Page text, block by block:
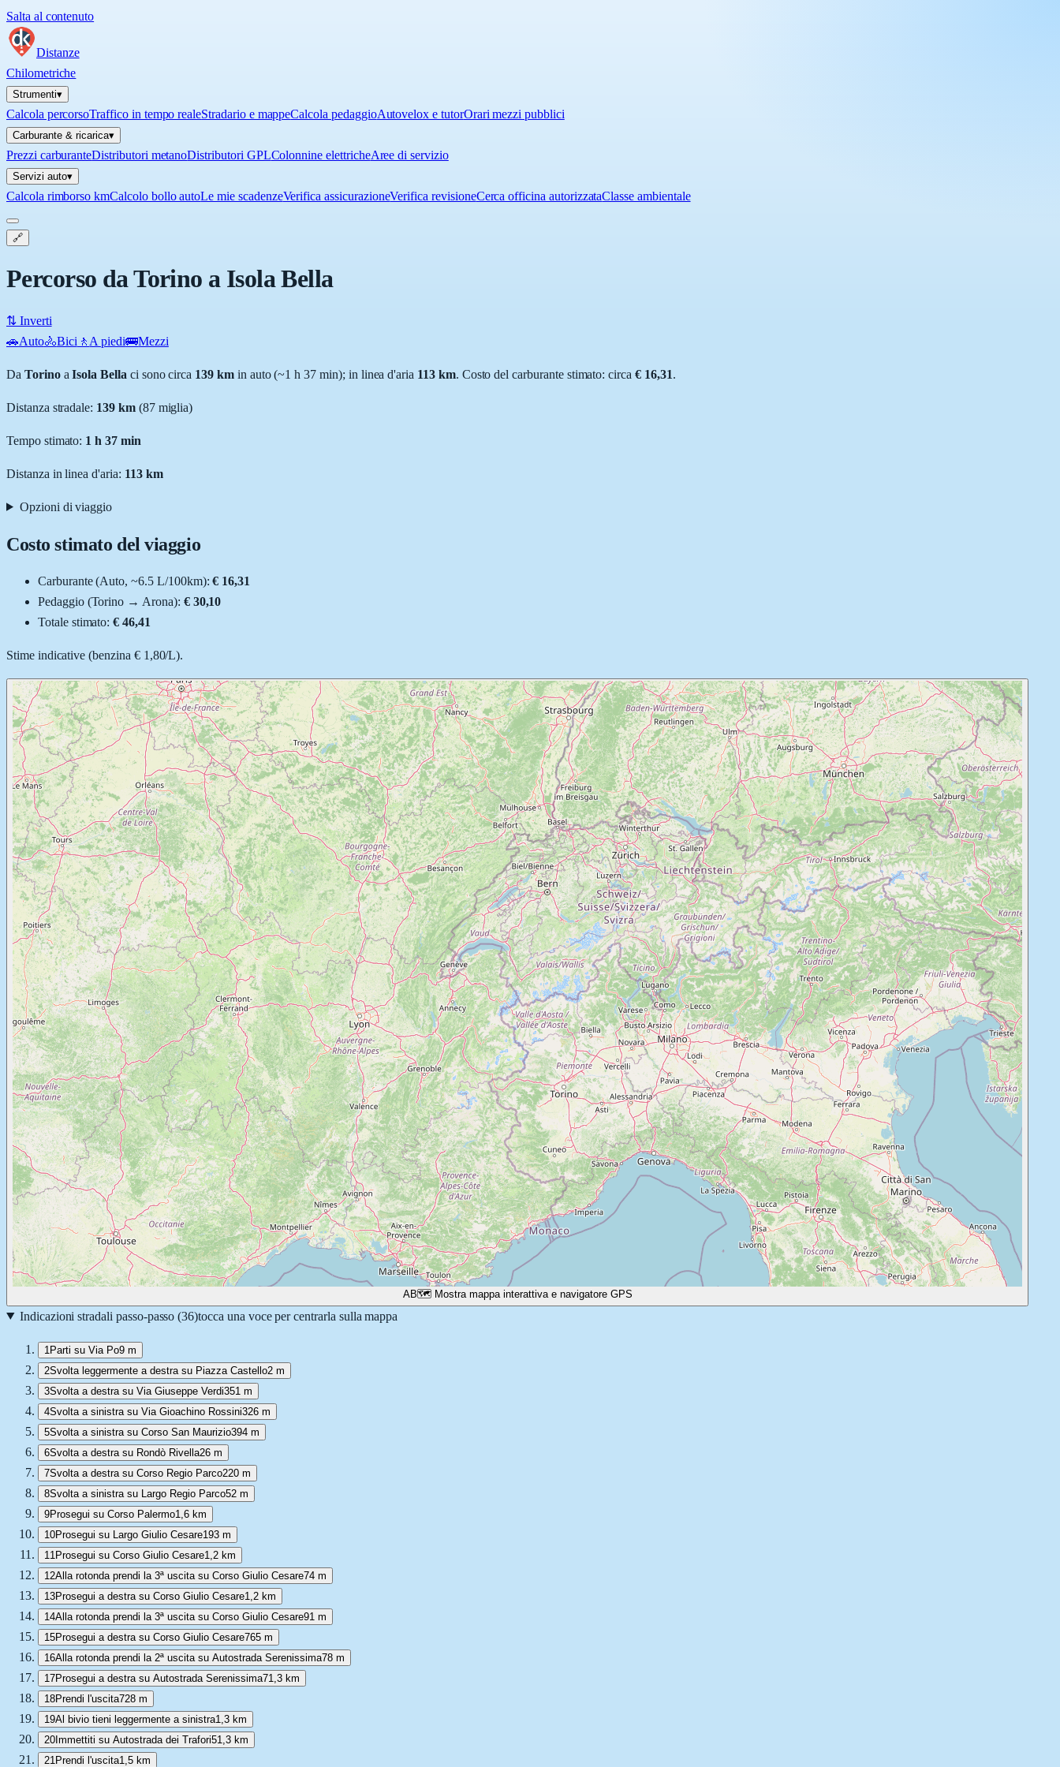
Salta al contenuto
Distanze
Chilometriche
Strumenti▾
Calcola percorsoTraffico in tempo realeStradario e mappeCalcola pedaggioAutovelox e tutorOrari mezzi pubblici
Carburante & ricarica▾
Prezzi carburanteDistributori metanoDistributori GPLColonnine elettricheAree di servizio
Servizi auto▾
Calcola rimborso kmCalcolo bollo autoLe mie scadenzeVerifica assicurazioneVerifica revisioneCerca officina autorizzataClasse ambientale
🔗
Percorso da Torino a Isola Bella
⇅ Inverti
🚗Auto🚴Bici 🚶 A piedi🚌Mezzi
Da TorinoaIsola Bella ci sono circa 139 kmin auto (~1 h 37 min); in linea d'aria 113km. Costo del carburante stimato: circa € 16,31.
Distanza stradale: 139km (87miglia)
Tempo stimato: 1 h 37 min
Distanza in linea d'aria: 113km
Opzioni di viaggio
Costo stimato del viaggio
Carburante (Auto, ~6.5 L/100km): € 16,31
Pedaggio (Torino → Arona): € 30,10
Totale stimato:€ 46,41
Stime indicative (benzina € 1,80/L).
AB🗺️ Mostra mappa interattiva e navigatore GPS
Indicazioni stradali passo-passo (36)tocca una voce per centrarla sulla mappa
1 Parti su Via Po9 m
2Svolta leggermente a destra su Piazza Castello2 m
3Svolta a destra su Via Giuseppe Verdi351 m
4Svolta a sinistra su Via Gioachino Rossini326 m
5Svolta a sinistra su Corso San Maurizio394 m
6Svolta a destra su Rondò Rivella26 m
7Svolta a destra su Corso Regio Parco220 m
8Svolta a sinistra su Largo Regio Parco52 m
9Prosegui su Corso Palermo1,6 km
10Prosegui su Largo Giulio Cesare193 m
11 Prosegui su Corso Giulio Cesare1,2 km
12Alla rotonda prendi la 3ª uscita su Corso Giulio Cesare74 m
13Prosegui a destra su Corso Giulio Cesare1,2 km
14Alla rotonda prendi la 3ª uscita su Corso Giulio Cesare91 m
15Prosegui a destra su Corso Giulio Cesare765 m
16Alla rotonda prendi la 2ª uscita su Autostrada Serenissima78 m
17Prosegui a destra su Autostrada Serenissima71,3 km
18Prendi l'uscita728 m
19Al bivio tieni leggermente a sinistra1,3 km
20Immettiti su Autostrada dei Trafori51,3 km
21 Prendi l'uscita1,5 km